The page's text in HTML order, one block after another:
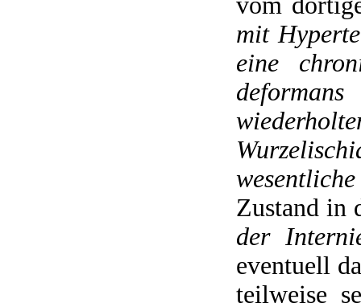
mit
eine
Zustand in
der
eventuell
teilweise